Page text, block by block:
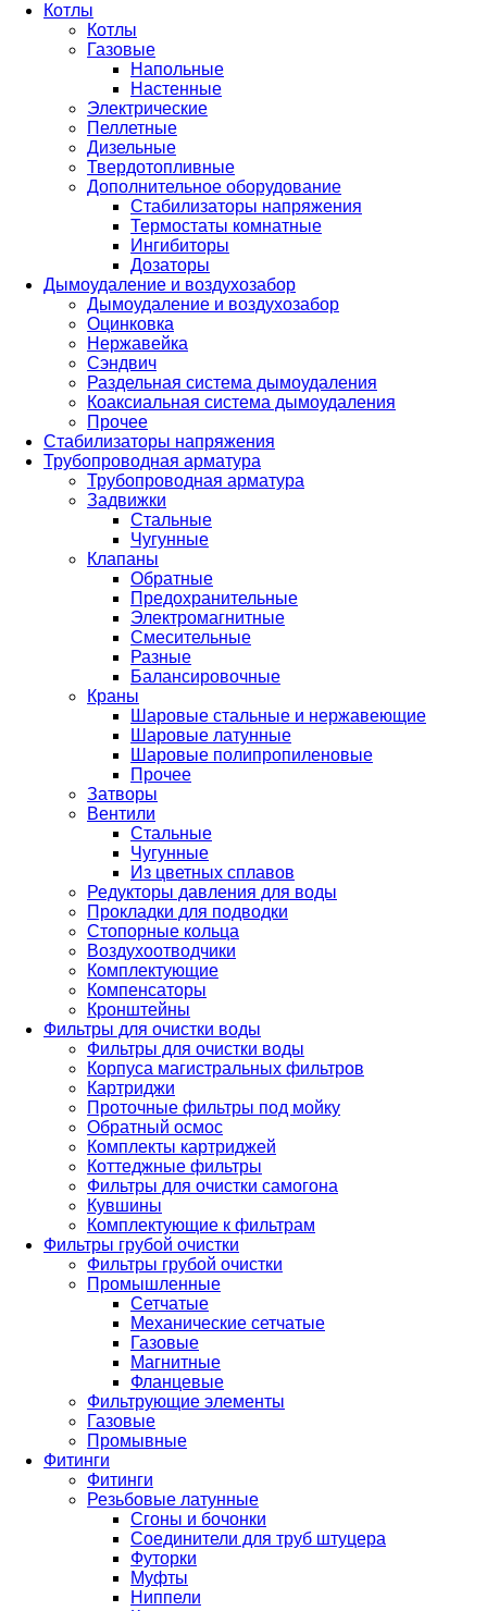
Котлы
Котлы
Газовые
Напольные
Настенные
Электрические
Пеллетные
Дизельные
Твердотопливные
Дополнительное оборудование
Стабилизаторы напряжения
Термостаты комнатные
Ингибиторы
Дозаторы
Дымоудаление и воздухозабор
Дымоудаление и воздухозабор
Оцинковка
Нержавейка
Сэндвич
Раздельная система дымоудаления
Коаксиальная система дымоудаления
Прочее
Стабилизаторы напряжения
Трубопроводная арматура
Трубопроводная арматура
Задвижки
Стальные
Чугунные
Клапаны
Обратные
Предохранительные
Электромагнитные
Смесительные
Разные
Балансировочные
Краны
Шаровые стальные и нержавеющие
Шаровые латунные
Шаровые полипропиленовые
Прочее
Затворы
Вентили
Стальные
Чугунные
Из цветных сплавов
Редукторы давления для воды
Прокладки для подводки
Стопорные кольца
Воздухоотводчики
Комплектующие
Компенсаторы
Кронштейны
Фильтры для очистки воды
Фильтры для очистки воды
Корпуса магистральных фильтров
Картриджи
Проточные фильтры под мойку
Обратный осмос
Комплекты картриджей
Коттеджные фильтры
Фильтры для очистки самогона
Кувшины
Комплектующие к фильтрам
Фильтры грубой очистки
Фильтры грубой очистки
Промышленные
Сетчатые
Механические сетчатые
Газовые
Магнитные
Фланцевые
Фильтрующие элементы
Газовые
Промывные
Фитинги
Фитинги
Резьбовые латунные
Сгоны и бочонки
Соединители для труб штуцера
Футорки
Муфты
Ниппели